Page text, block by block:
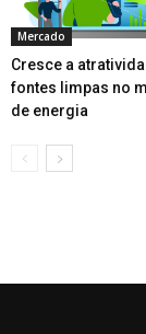
Mercado
Cresce a
fontes limpas no
de energia